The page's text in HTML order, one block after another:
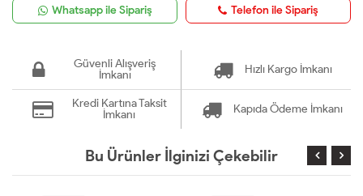
Whatsapp ile Sipariş Telefon ile Sipariş
Güvenli Alışveriş
İmkanı
Hızlı Kargo İmkanı
Kredi Kartına Taksit
İmkanı
Kapıda Ödeme İmkanı
Bu Ürünler İlginizi Çekebilir